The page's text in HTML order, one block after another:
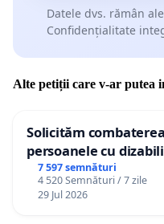
Datele dvs. rămân
Confidențialitate
Alte petiții care v-ar putea
Solicităm
persoanele cu
7 597 semnături
4 520 Semnături / 7 zile
29 Jul 2026